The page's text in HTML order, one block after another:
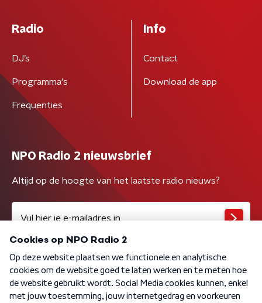
Radio
DJ’s
Programma's
Frequenties
Info
Contact
Download de app
NPO Radio 2 nieuwsbrief
Altijd op de hoogte van het laatste radio nieuws?
Algemene voorwaarden